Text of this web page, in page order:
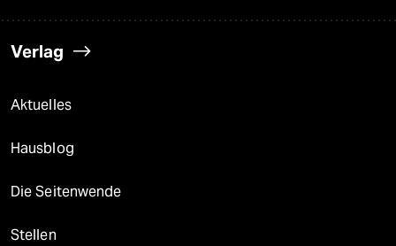
Verlag
Aktuelles
Hausblog
Die Seitenwende
Stellen